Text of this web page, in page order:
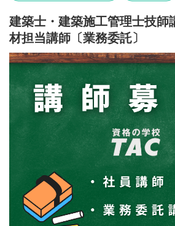
建築士・建築施工管理士技
材担当講師〔業務委託〕